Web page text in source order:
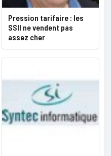
Pression tarifaire : les
SSII ne vendent pas
assez cher